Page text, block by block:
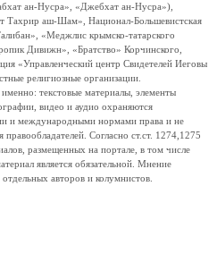
ан-Нусра», «Джебхат ан-Нусра»),
Тахрир аш-Шам», Национал-Большевистская
«Меджлис крымско-татарского
Дивижн», «Братство» Корчинского,
«Управленческий центр Свидетелей Иеговы
религиозные организации.
текстовые материалы, элементы
видео и аудио охраняются
и международными нормами права и не
Согласно ст.ст. 1274,1275
размещенных на портале, в том числе
является обязательной. Мнение
авторов и колумнистов.